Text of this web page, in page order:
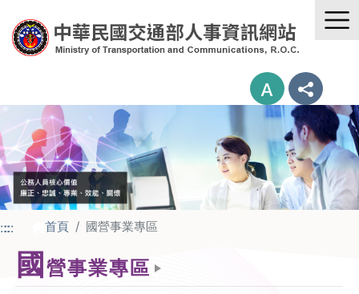
:::::: 首頁 國營事業專區
國 營事業專區